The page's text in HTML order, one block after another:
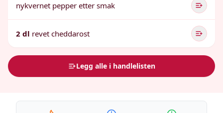
nykvernet pepper etter smak
2 dl revet cheddarost
Legg alle i handlelisten